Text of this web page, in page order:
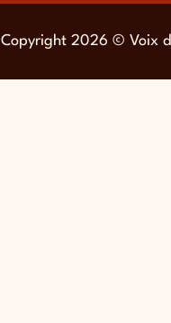
Copyright 2026 © Voix